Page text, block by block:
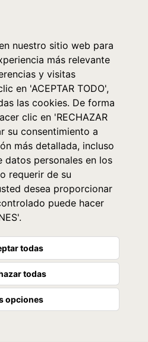
nuestro sitio web para
más relevante
y visitas
en 'ACEPTAR TODO',
las cookies. De forma
clic en 'RECHAZAR
su consentimiento a
más detallada, incluso
datos personales en los
requerir de su
desea proporcionar
puede hacer
todas
todas
opciones